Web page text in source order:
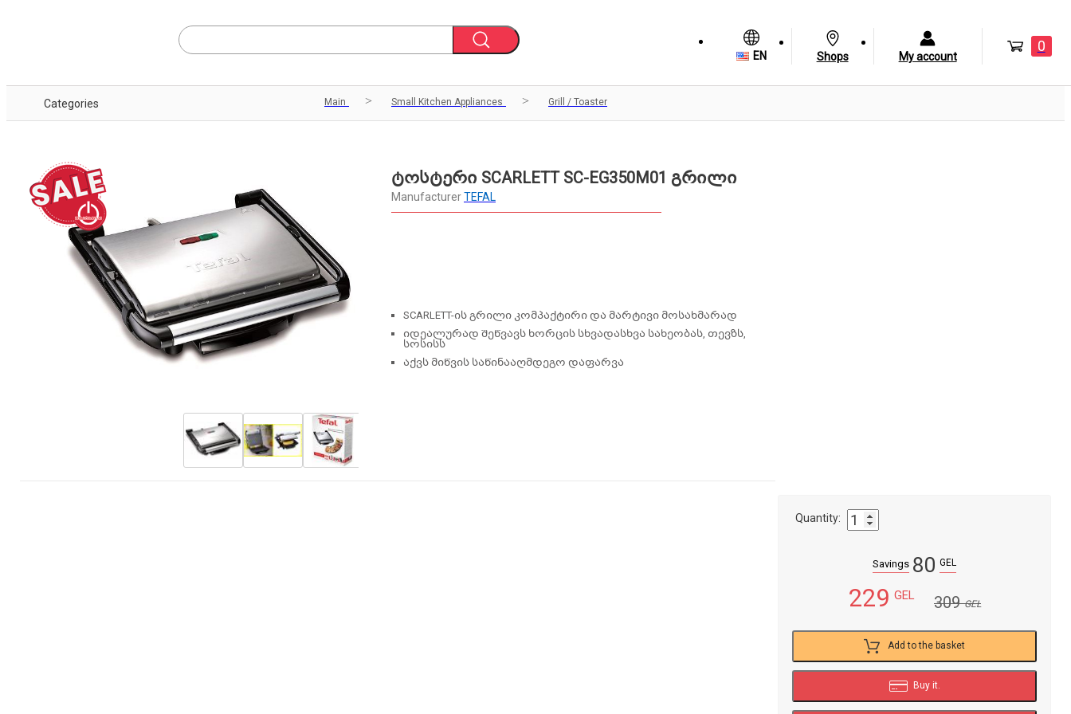
EN Shops My account
0
Categories Main Small Kitchen Appliances Grill / Toaster
ტოსტერი SCARLETT SC-EG350M01 გრილი
ManufacturerTEFAL
SCARLETT-ის გრილი კომპაქტირი და მარტივი მოსახმარად
იდეალურად შეწვავს ხორცის სხვადასხვა სახეობას, თევზს,
სოსისს
აქვს მიწვის საწინააღმდეგო დაფარვა
Quantity:
Savings 80 GEL
229 GEL 309GEL
Add to the basket
Buy it.